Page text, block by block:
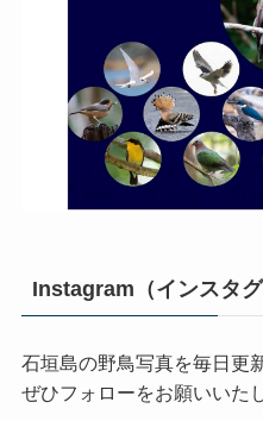
Instagram（インスタグ
石垣島の野鳥写真を毎日更
ぜひフォローをお願いいた